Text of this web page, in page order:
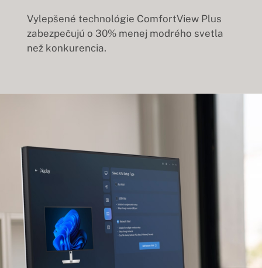
Vylepšené technológie ComfortView Plus
zabezpečujú o 30% menej modrého svetla
než konkurencia.